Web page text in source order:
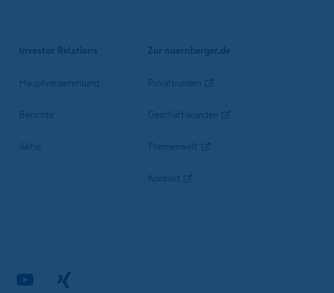
Investor Relations
Hauptversammlung
Berichte
Aktie
Zur nuernberger.de
Privatkunden
Geschäftskunden
Themenwelt
Kontakt